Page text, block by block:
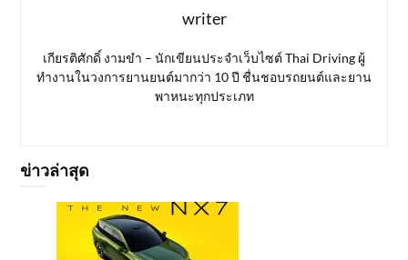
writer
เกียรติศักดิ์ งามขำ – นักเขียนประจำเว็บไซต์ Thai Driving ผู้
ทำงานในวงการยานยนต์มากว่า 10 ปี ชื่นชอบรถยนต์และยาน
พาหนะทุกประเภท
ข่าวล่าสุด